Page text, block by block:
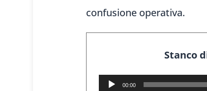
confusione operativa.
Stanco
Audio00:00